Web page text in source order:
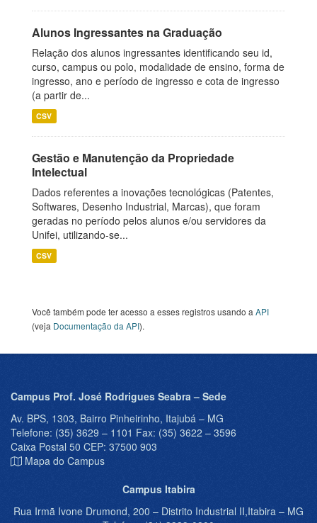
Alunos Ingressantes na Graduação
Relação dos alunos ingressantes identificando seu id,
curso, campus ou polo, modalidade de ensino, forma de
ingresso, ano e período de ingresso e cota de ingresso
(a partir de...
CSV
Gestão e Manutenção da Propriedade
Intelectual
Dados referentes a inovações tecnológicas (Patentes,
Softwares, Desenho Industrial, Marcas), que foram
geradas no período pelos alunos e/ou servidores da
Unifei, utilizando-se...
CSV
Você também pode ter acesso a esses registros usando a API
(veja Documentação da API).
Campus Prof. José Rodrigues Seabra – Sede
Av. BPS, 1303, Bairro Pinheirinho, Itajubá – MG
Telefone: (35) 3629 – 1101 Fax: (35) 3622 – 3596
Caixa Postal 50 CEP: 37500 903
Mapa do Campus
Campus Itabira
Rua Irmã Ivone Drumond, 200 – Distrito Industrial II,Itabira – MG